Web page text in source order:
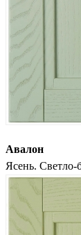
Авалон
Ясень. Светло-